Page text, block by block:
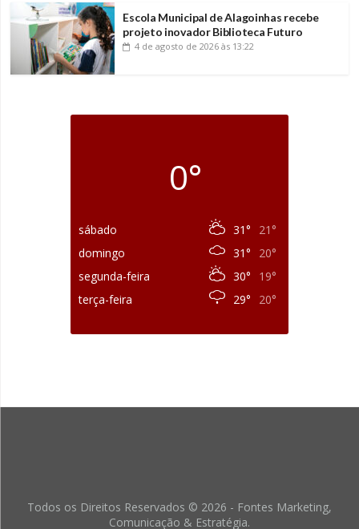
Escola Municipal de Alagoinhas recebe
projeto inovador Biblioteca Futuro
4 de agosto de 2026 às 13:22
0°
sábado 31°
21°
domingo
31°
20°
segunda-feira
30°
19°
terça-feira
29° 20°
Todos os Direitos Reservados © 2026 - Fontes Marketing,
Comunicação & Estratégia.